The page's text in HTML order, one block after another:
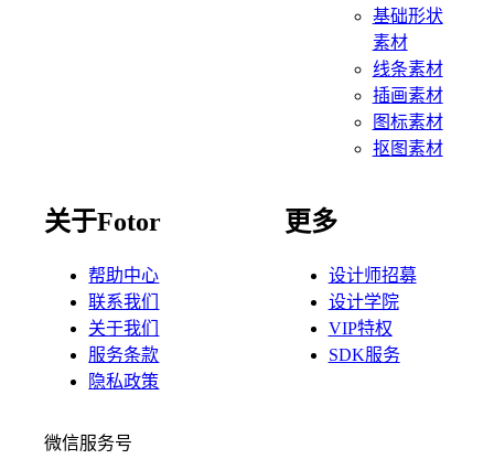
基础形状
素材
线条素材
插画素材
图标素材
抠图素材
关于Fotor
帮助中心
联系我们
关于我们
服务条款
隐私政策
更多
设计师招募
设计学院
VIP特权
SDK服务
微信服务号